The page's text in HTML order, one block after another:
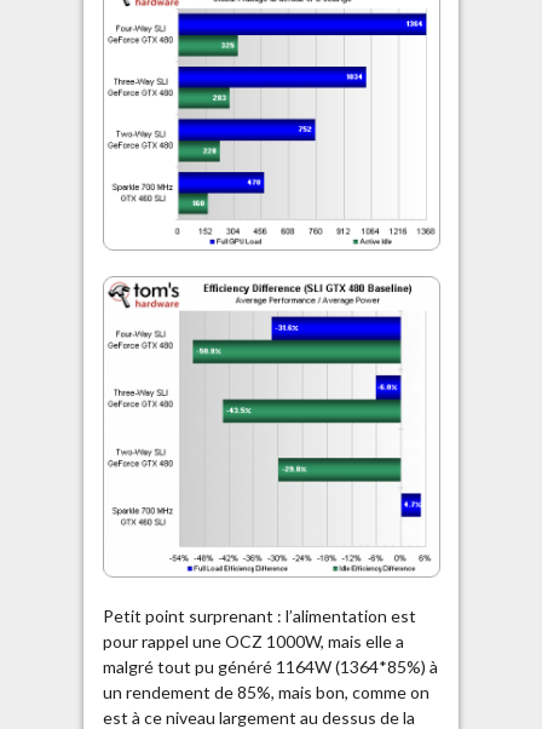
Petit point surprenant : l’alimentation est
pour rappel une OCZ 1000W, mais elle a
malgré tout pu généré 1164W (1364*85%) à
un rendement de 85%, mais bon, comme on
est à ce niveau largement au dessus de la